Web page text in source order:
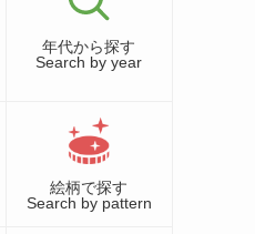
年代から探す
Search by year
絵柄で探す
Search by pattern